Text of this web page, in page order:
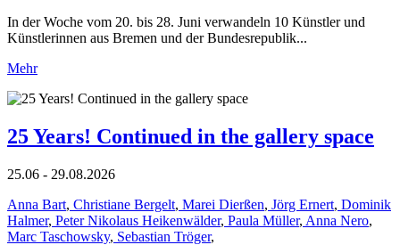
In der Woche vom 20. bis 28. Juni verwandeln 10 Künstler und
Künstlerinnen aus Bremen und der Bundesrepublik...
Mehr
25 Years! Continued in the gallery space
25.06 - 29.08.2026
Anna Bart, Christiane Bergelt, Marei Dierßen, Jörg Ernert, Dominik
Halmer, Peter Nikolaus Heikenwälder, Paula Müller, Anna Nero,
Marc Taschowsky, Sebastian Tröger,